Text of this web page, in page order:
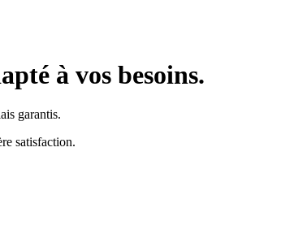
à vos besoins.
garantis.
satisfaction.